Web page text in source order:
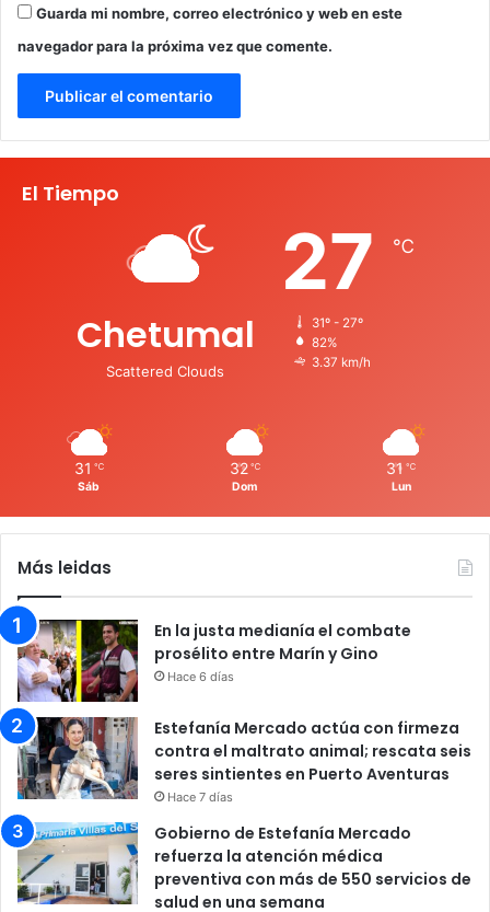
Guarda mi nombre, correo electrónico y web en este
navegador para la próxima vez que comente.
El Tiempo
Chetumal
Scattered Clouds
27 ℃
31º - 27º
82%
3.37 km/h
31 ℃
Sáb
32 ℃
Dom
31 ℃
Lun
Más leidas
En la justa medianía el combate
prosélito entre Marín y Gino
Hace 6 días
Estefanía Mercado actúa con firmeza
contra el maltrato animal; rescata seis
seres sintientes en Puerto Aventuras
Hace 7 días
Gobierno de Estefanía Mercado
refuerza la atención médica
preventiva con más de 550 servicios de
salud en una semana